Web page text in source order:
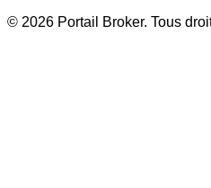
© 2026 Portail Broker. Tous